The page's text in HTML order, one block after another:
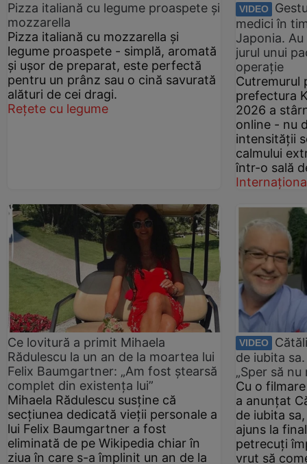
Pizza italiană cu legume proaspete și
mozzarella
Pizza italiană cu mozzarella și
legume proaspete - simplă, aromată
și ușor de preparat, este perfectă
pentru un prânz sau o cină savurată
alături de cei dragi.
Rețete cu legume
VIDEO
medici în
Japonia.
jurul unui
operație
Cutremurul
prefectura
2026 a
online - nu
intensității
calmului
într-o sală
Ce lovitură a primit Mihaela
Rădulescu la un an de la moartea lui
Felix Baumgartner: „Am fost ștearsă
complet din existența lui”
Mihaela Rădulescu susține că
secțiunea dedicată vieții personale a
lui Felix Baumgartner a fost
eliminată de pe Wikipedia chiar în
ziua în care s-a împlinit un an de la
VIDEO
de iubita
„Sper să
Cu o
a anunțat
de iubita
ajuns la
petrecuți
vrut să